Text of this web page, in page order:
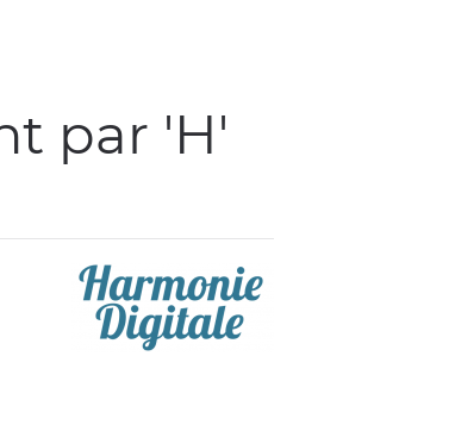
par 'H'